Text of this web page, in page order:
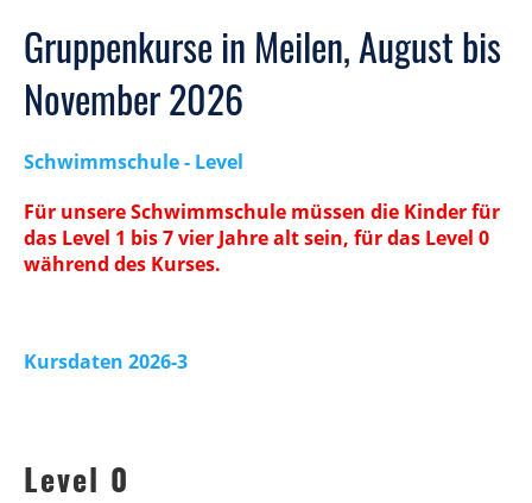
Gruppenkurse in Meilen, August bis
November 2026
Schwimmschule - Level
Für unsere Schwimmschule müssen die Kinder für
das Level 1 bis 7 vier Jahre alt sein, für das Level 0
während des Kurses.
Kursdaten 2026-3
Level 0